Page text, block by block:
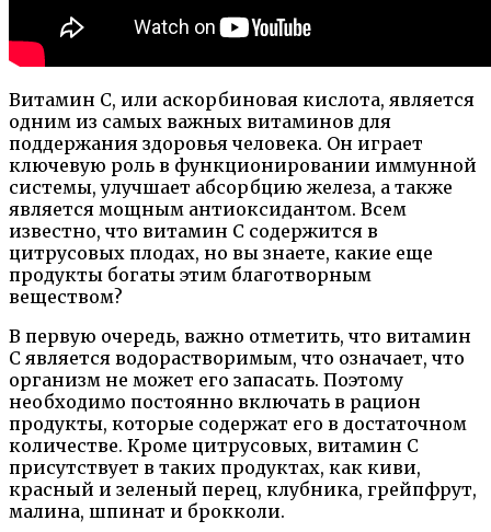
Витамин C, или аскорбиновая кислота, является
одним из самых важных витаминов для
поддержания здоровья человека. Он играет
ключевую роль в функционировании иммунной
системы, улучшает абсорбцию железа, а также
является мощным антиоксидантом. Всем
известно, что витамин C содержится в
цитрусовых плодах, но вы знаете, какие еще
продукты богаты этим благотворным
веществом?
В первую очередь, важно отметить, что витамин
C является водорастворимым, что означает, что
организм не может его запасать. Поэтому
необходимо постоянно включать в рацион
продукты, которые содержат его в достаточном
количестве. Кроме цитрусовых, витамин C
присутствует в таких продуктах, как киви,
красный и зеленый перец, клубника, грейпфрут,
малина, шпинат и брокколи.